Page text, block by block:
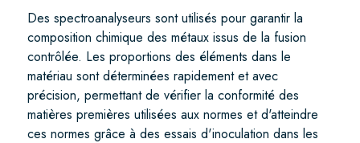
Des spectroanalyseurs sont utilisés pour garantir la
composition chimique des métaux issus de la fusion
contrôlée. Les proportions des éléments dans le
matériau sont déterminées rapidement et avec
précision, permettant de vérifier la conformité des
matières premières utilisées aux normes et d'atteindre
ces normes grâce à des essais d'inoculation dans les